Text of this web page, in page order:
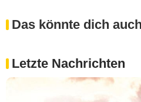
Das könnte dich
Letzte Nachrichten